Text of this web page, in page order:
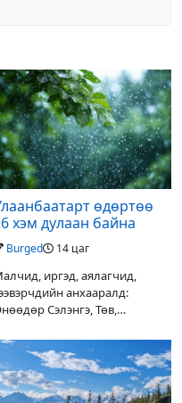
өдөртөө
хэм дулаан байна
Burged 14 цаг
иргэд, аялагчид,
анхааралд:
Сэлэнгэ, Төв,
бороо, дуу
аадар бороо
тул голын усны түвшин
нөөлөг салхи,